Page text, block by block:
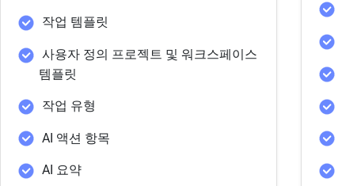
작업 템플릿
사용자 정의 프로젝트 및 워크스페이스
템플릿
작업 유형
AI 액션 항목
AI 요약